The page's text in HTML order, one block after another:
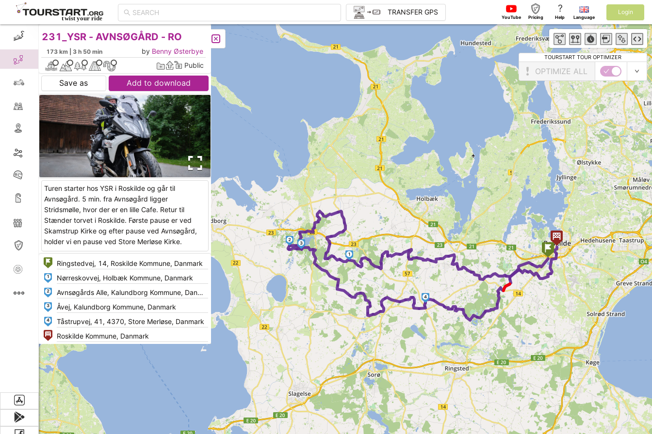
1
2
3
4
TRANSFER GPS
YouTube Pricing
?
Help Language
Login
CREATE TOUR LIST
231_YSR - AVNSØGÅRD - RO
173 km | 3 h 50 min by Benny Østerbye
Public
Save as Add to download
Turen starter hos YSR i Roskilde og går til
Avnsøgård. 5 min. fra Avnsøgård ligger
Stridsmølle, hvor der er en lille Cafe. Retur til
Stænder torvet i Roskilde. Første pause er ved
Skamstrup Kirke og efter pause ved Avnsøgård,
holder vi en pause ved Store Merløse Kirke.
1
2
3
4
TOURSTART TOUR OPTIMIZER
OPTIMIZE ALL